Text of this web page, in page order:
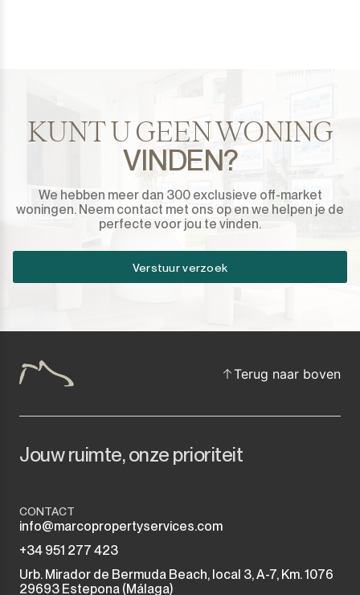
KUNT U GEEN WONING
VINDEN?
We hebben meer dan 300 exclusieve off-market
woningen. Neem contact met ons op en we helpen je de
perfecte voor jou te vinden.
Verstuur verzoek
Terug naar boven
Jouw ruimte, onze prioriteit
CONTACT
info@marcopropertyservices.com
+34 951 277 423
Urb. Mirador de Bermuda Beach, local 3, A-7, Km. 1076
29693 Estepona (Málaga)